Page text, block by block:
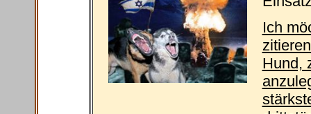
Ich
Hund,